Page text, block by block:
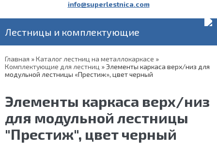
info@superlestnica.com
Лестницы и комплектующие
Главная »Каталог лестниц на металлокаркасе »
Комплектующие для лестниц »Элементы каркаса верх/низ для
модульной лестницы «Престиж», цвет черный
Элементы каркаса верх/низ
для модульной лестницы
"Престиж", цвет черный